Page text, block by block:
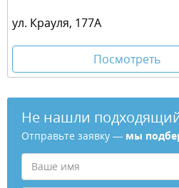
ул. Крауля, 177А
Посмотреть
Не нашли
Отправьте заявку — мы